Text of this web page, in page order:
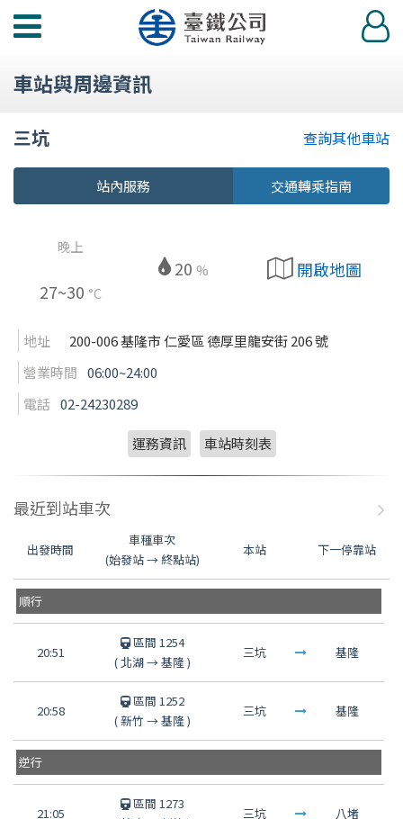
功
選
登
入
車站與周邊資訊
三坑 查詢其他車站
站內服務 交通轉乘指南
晚上
27~30 °C
20 % 開啟地圖
地址
200-006 基隆市 仁愛區 德厚里龍安街 206 號
營業時間 06:00~24:00
電話 02-24230289
運務資訊 車站時刻表
最近到站車次
出發時間
車種車次
(始發站 → 終點站)
本站 下一停靠站
順行
20:51
區間 1254
(北湖→基隆)
三坑 基隆
20:58
區間 1252
(新竹 →基隆)
三坑 基隆
逆行
21:05
區間 1273
三坑 八堵